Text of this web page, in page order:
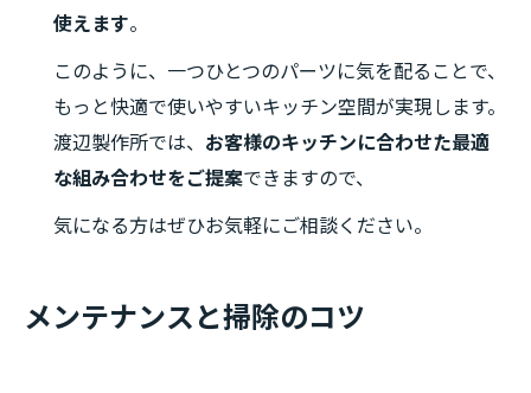
使えます。
このように、一つひとつのパーツに気を配ることで、
もっと快適で使いやすいキッチン空間が実現します。
渡辺製作所では、 お客様のキッチンに合わせた最適
な組み合わせをご提案できますので、
気になる方はぜひお気軽にご相談ください。
メンテナンスと掃除のコツ